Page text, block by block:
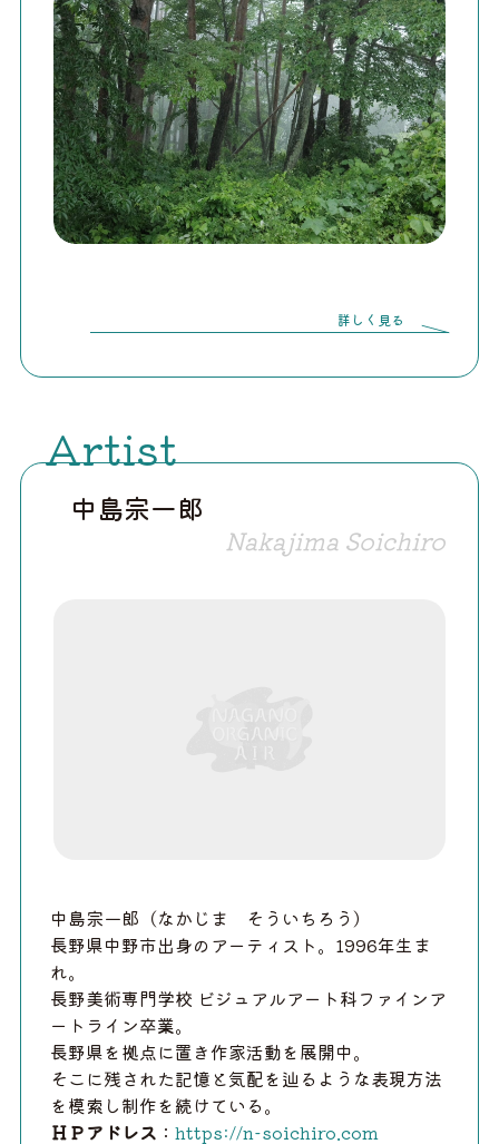
詳しく見る
Artist
中島宗一郎
Nakajima Soichiro
中島宗一郎（なかじま そういちろう）
長野県中野市出身のアーティスト。1996年生ま
れ。
長野美術専門学校 ビジュアルアート科ファインア
ートライン卒業。
長野県を拠点に置き作家活動を展開中。
そこに残された記憶と気配を辿るような表現方法
を模索し制作を続けている。
ＨＰアドレス ： https://n-soichiro.com